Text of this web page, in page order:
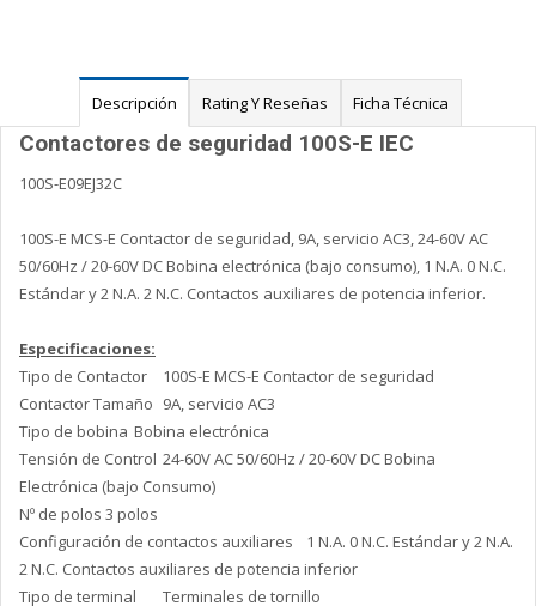
Descripción Rating Y Reseñas Ficha Técnica
Contactores de seguridad 100S-E IEC
100S-E09EJ32C
100S-E MCS-E Contactor de seguridad, 9A, servicio AC3, 24-60V AC
50/60Hz / 20-60V DC Bobina electrónica (bajo consumo), 1 N.A. 0 N.C.
Estándar y 2 N.A. 2 N.C. Contactos auxiliares de potencia inferior.
Especificaciones:
Tipo de Contactor
100S-E MCS-E Contactor de seguridad
Contactor Tamaño 9A, servicio AC3
Tipo de bobina Bobina electrónica
Tensión de Control 24-60V AC 50/60Hz / 20-60V DC Bobina
Electrónica (bajo Consumo)
Nº de polos 3 polos
Configuración de contactos auxiliares
1 N.A. 0 N.C. Estándar y 2 N.A.
2 N.C. Contactos auxiliares de potencia inferior
Tipo de terminal
Terminales de tornillo